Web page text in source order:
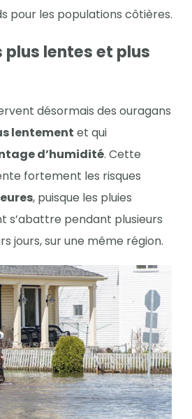
pour les populations côtières.
lentes et plus
désormais des ouragans
lentement et qui
d’humidité. Cette
fortement les risques
, puisque les pluies
s’abattre pendant plusieurs
jours, sur une même région.